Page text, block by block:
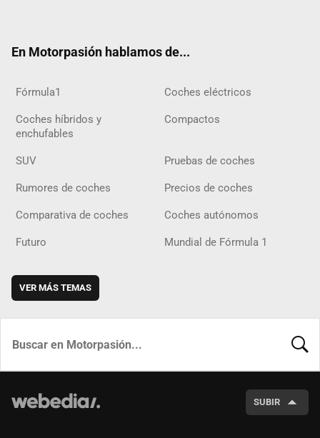
En Motorpasión hablamos de...
Fórmula1 Coches eléctricos
Coches híbridos y
enchufables
Compactos
SUV Pruebas de coches
Rumores de coches Precios de coches
Comparativa de coches Coches autónomos
Futuro Mundial de Fórmula 1
VER MÁS TEMAS
SUBIR